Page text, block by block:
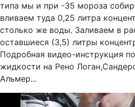
типа мы и при -35 мороза
вливаем туда 0,25 литра
столько же воды. Заливаем в
оставшиеся (3,5) литры
Подробная видео-инструкция
жидкости на Рено
Альмер...